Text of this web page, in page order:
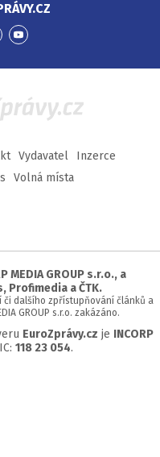
Přejít
YouTube
Vydavatel
Inzerce
Volná místa
GROUP s.r.o., a
Profimedia a ČTK.
či dalšího zpřístupňování článků a
GROUP s.r.o. zakázáno.
EuroZprávy.cz je INCORP
118 23 054.